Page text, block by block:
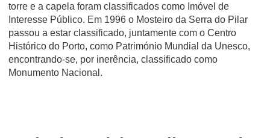
torre e a capela foram classificados como Imóvel de
Interesse Público. Em 1996 o Mosteiro da Serra do Pilar
passou a estar classificado, juntamente com o Centro
Histórico do Porto, como Património Mundial da Unesco,
encontrando-se, por inerência, classificado como
Monumento Nacional.